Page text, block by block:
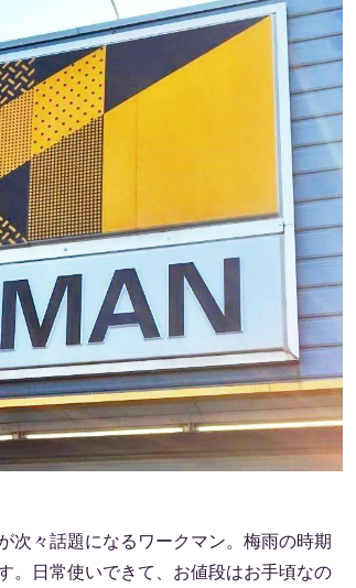
次々話題になるワークマン。梅雨の時期
。日常使いできて、お値段はお手頃なの